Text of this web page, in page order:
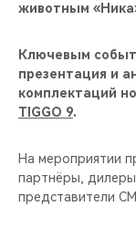
CHERY REMOTE
НАШИ
животным
Ключевым
презентация и
комплектаций
TIGGO 9.
На мероприятии
партнёры,
представители